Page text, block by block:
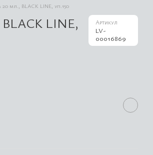
мл., BLACK LINE, уп.150
LINE,
Артикул
LV-
00016869